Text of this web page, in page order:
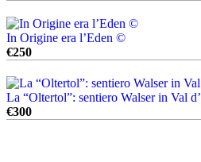
In Origine era l’Eden ©
€250
La “Oltertol”: sentiero Walser in Val
€300